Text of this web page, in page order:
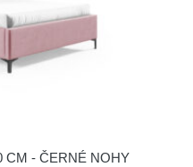
CM - ČERNÉ NOHY